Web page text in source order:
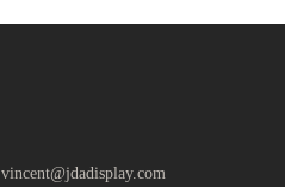
vincent@jdadisplay.com